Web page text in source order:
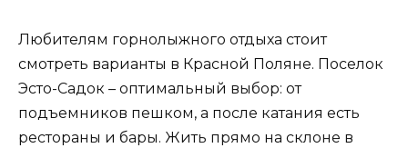
Любителям горнолыжного отдыха стоит
смотреть варианты в Красной Поляне. Поселок
Эсто-Садок – оптимальный выбор: от
подъемников пешком, а после катания есть
рестораны и бары. Жить прямо на склоне в